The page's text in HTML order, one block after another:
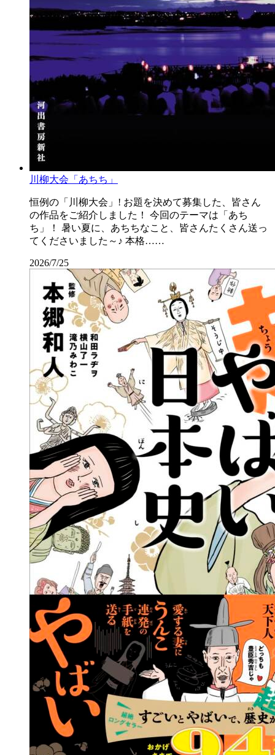
川柳大会「あちち」
恒例の「川柳大会」! お題を決めて募集した、皆さん
の作品をご紹介しました！ 今回のテーマは「あち
ち」！ 暑い夏に、あちちなこと、皆さんたくさん送っ
てくださいました～♪ 本格……
2026/7/25